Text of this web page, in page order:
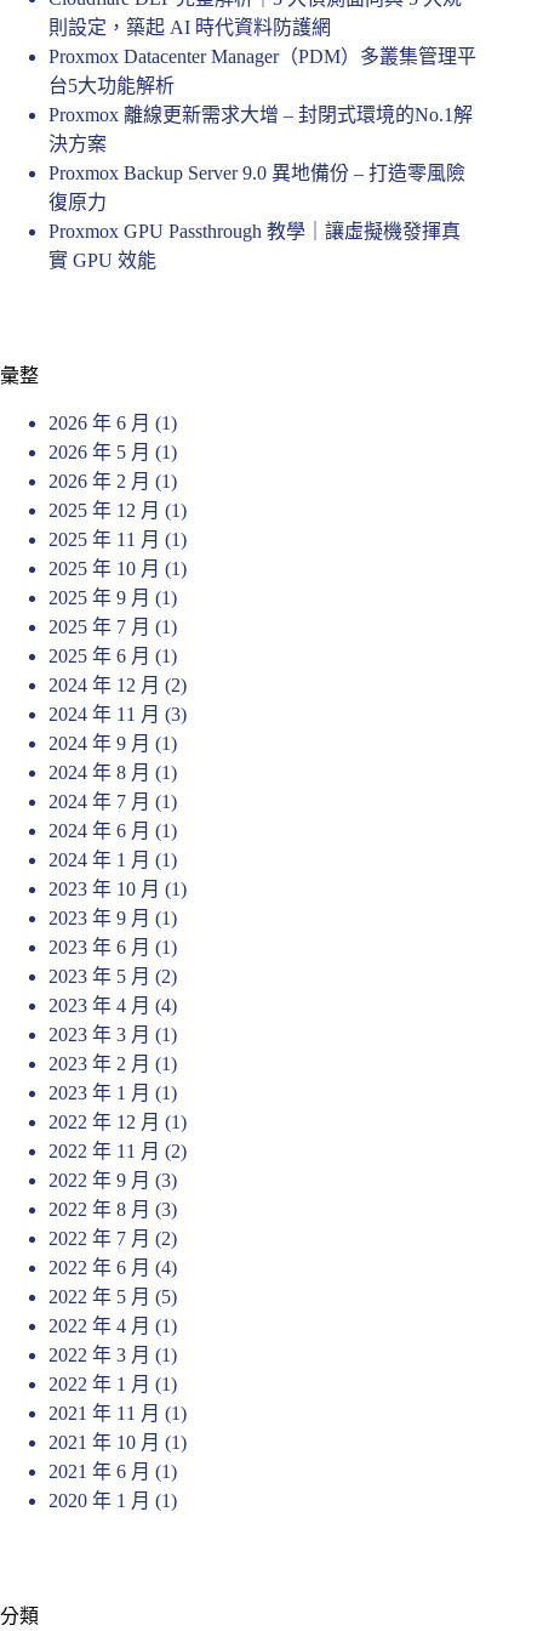
則設定，築起 AI 時代資料防護網
Proxmox Datacenter Manager（PDM）多叢集管理平
台5大功能解析
Proxmox 離線更新需求大增 – 封閉式環境的No.1解
決方案
Proxmox Backup Server 9.0 異地備份 – 打造零風險
復原力
Proxmox GPU Passthrough 教學｜讓虛擬機發揮真
實 GPU 效能
彙整
2026 年 6 月 (1)
2026 年 5 月 (1)
2026 年 2 月 (1)
2025 年 12 月 (1)
2025 年 11 月 (1)
2025 年 10 月 (1)
2025 年 9 月 (1)
2025 年 7 月 (1)
2025 年 6 月 (1)
2024 年 12 月 (2)
2024 年 11 月 (3)
2024 年 9 月 (1)
2024 年 8 月 (1)
2024 年 7 月 (1)
2024 年 6 月 (1)
2024 年 1 月 (1)
2023 年 10 月 (1)
2023 年 9 月 (1)
2023 年 6 月 (1)
2023 年 5 月 (2)
2023 年 4 月 (4)
2023 年 3 月 (1)
2023 年 2 月 (1)
2023 年 1 月 (1)
2022 年 12 月 (1)
2022 年 11 月 (2)
2022 年 9 月 (3)
2022 年 8 月 (3)
2022 年 7 月 (2)
2022 年 6 月 (4)
2022 年 5 月 (5)
2022 年 4 月 (1)
2022 年 3 月 (1)
2022 年 1 月 (1)
2021 年 11 月 (1)
2021 年 10 月 (1)
2021 年 6 月 (1)
2020 年 1 月 (1)
分類